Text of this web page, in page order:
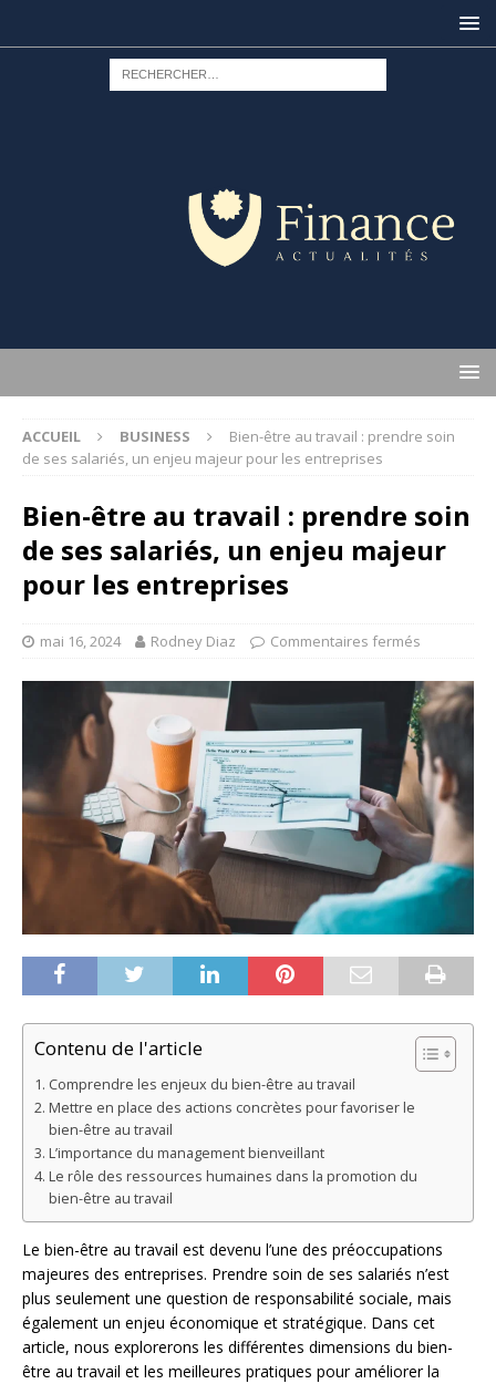
ACCUEIL BUSINESS
Bien-être au travail : prendre soin
de ses salariés, un enjeu majeur pour les entreprises
Bien-être au travail : prendre soin
de ses salariés, un enjeu majeur
pour les entreprises
mai 16, 2024 Rodney Diaz Commentaires fermés
Contenu de l'article
Comprendre les enjeux du bien-être au travail
Mettre en place des actions concrètes pour favoriser le
bien-être au travail
L’importance du management bienveillant
Le rôle des ressources humaines dans la promotion du
bien-être au travail
Le bien-être au travail est devenu l’une des préoccupations
majeures des entreprises. Prendre soin de ses salariés n’est
plus seulement une question de responsabilité sociale, mais
également un enjeu économique et stratégique. Dans cet
article, nous explorerons les différentes dimensions du bien-
être au travail et les meilleures pratiques pour améliorer la